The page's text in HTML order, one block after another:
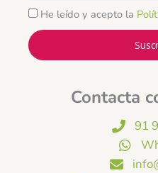
He leído y acepto la
Contacta
91